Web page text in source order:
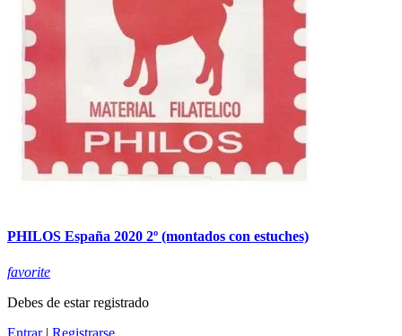
PHILOS España 2020 2º (montados con estuches)
favorite
Debes de estar registrado
Entrar| Registrarse